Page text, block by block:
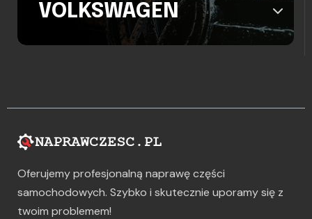
VOLKSWAGEN
Oferujemy profesjonalną naprawę części
samochodowych. Szybko i skutecznie uporamy się z
twoim problemem!